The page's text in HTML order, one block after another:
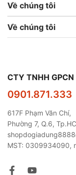
Về chúng tôi
Về chúng tôi
CTY TNHH
0901.871.333
617F Phạm Văn Chí,
Phường 7, Q.6,
MST: 0309934090,